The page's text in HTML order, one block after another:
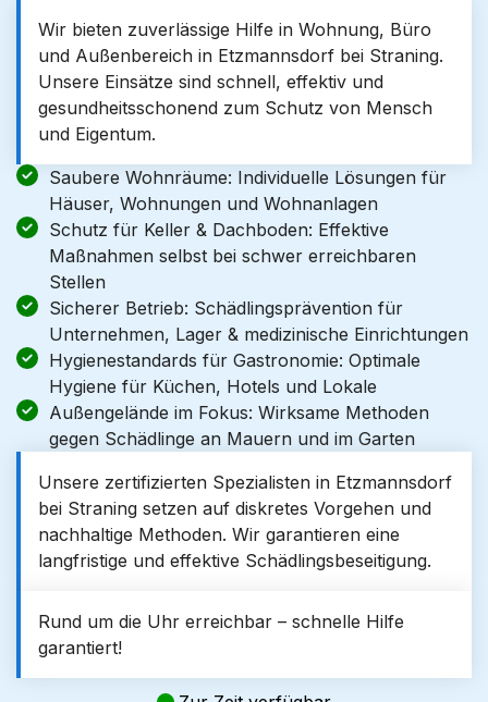
Wir bieten zuverlässige Hilfe in Wohnung, Büro
und Außenbereich in Etzmannsdorf bei Straning.
Unsere Einsätze sind schnell, effektiv und
gesundheitsschonend zum Schutz von Mensch
und Eigentum.
Saubere Wohnräume: Individuelle Lösungen für
Häuser, Wohnungen und Wohnanlagen
Schutz für Keller & Dachboden: Effektive
Maßnahmen selbst bei schwer erreichbaren
Stellen
Sicherer Betrieb: Schädlingsprävention für
Unternehmen, Lager & medizinische Einrichtungen
Hygienestandards für Gastronomie: Optimale
Hygiene für Küchen, Hotels und Lokale
Außengelände im Fokus: Wirksame Methoden
gegen Schädlinge an Mauern und im Garten
Unsere zertifizierten Spezialisten in Etzmannsdorf
bei Straning setzen auf diskretes Vorgehen und
nachhaltige Methoden. Wir garantieren eine
langfristige und effektive Schädlingsbeseitigung.
Rund um die Uhr erreichbar – schnelle Hilfe
garantiert!